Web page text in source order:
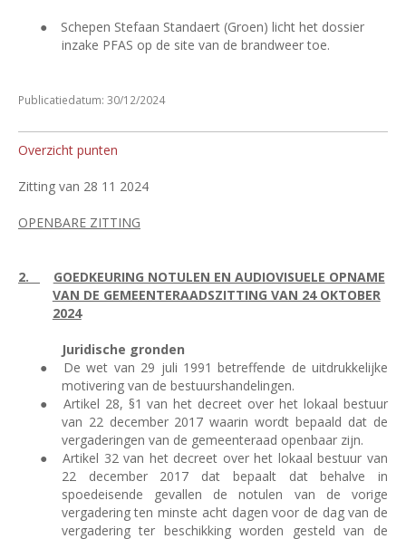
●
Schepen Stefaan Standaert (Groen) licht het dossier
inzake PFAS op de site van de brandweer toe.
Publicatiedatum: 30/12/2024
Overzicht punten
Zitting van 28 11 2024
OPENBARE ZITTING
2.
GOEDKEURING NOTULEN EN AUDIOVISUELE OPNAME
VAN DE GEMEENTERAADSZITTING VAN 24 OKTOBER
2024
Juridische gronden
●
De wet van 29 juli 1991 betreffende de uitdrukkelijke
motivering van de bestuurshandelingen.
●
Artikel 28, §1 van het decreet over het lokaal bestuur
van 22 december 2017 waarin wordt bepaald dat de
vergaderingen van de gemeenteraad openbaar zijn.
●
Artikel 32 van het decreet over het lokaal bestuur van
22 december 2017 dat bepaalt dat behalve in
spoedeisende gevallen de notulen van de vorige
vergadering ten minste acht dagen voor de dag van de
vergadering ter beschikking worden gesteld van de